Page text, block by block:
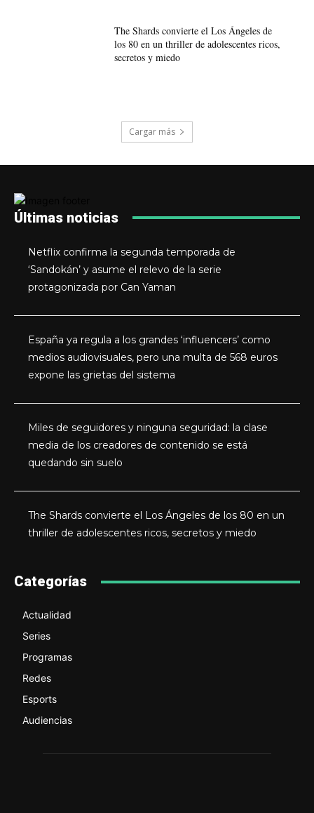
The Shards convierte el Los Ángeles de
los 80 en un thriller de adolescentes ricos,
secretos y miedo
Cargar más
Últimas noticias
Netflix confirma la segunda temporada de
‘Sandokán’ y asume el relevo de la serie
protagonizada por Can Yaman
España ya regula a los grandes ‘influencers’ como
medios audiovisuales, pero una multa de 568 euros
expone las grietas del sistema
Miles de seguidores y ninguna seguridad: la clase
media de los creadores de contenido se está
quedando sin suelo
The Shards convierte el Los Ángeles de los 80 en un
thriller de adolescentes ricos, secretos y miedo
Categorías
Actualidad
Series
Programas
Redes
Esports
Audiencias